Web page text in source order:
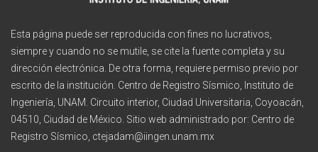
Esta página puede ser reproducida con fines no lucrativos,
siempre y cuando no se mutile, se cite la fuente completa y su
dirección electrónica. De otra forma, requiere permiso previo por
escrito de la institución. Centro de Registro Sísmico, Instituto de
Ingeniería, UNAM. Circuito interior, Ciudad Universitaria, Coyoacán,
04510, Ciudad de México. Sitio web administrado por: Centro de
Registro Sísmico, ctejadam@iingen.unam.mx